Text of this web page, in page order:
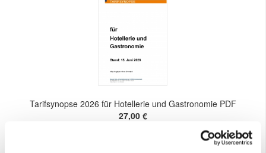
Tarifsynopse 2026 für Hotellerie und Gastronomie PDF
27,00 €